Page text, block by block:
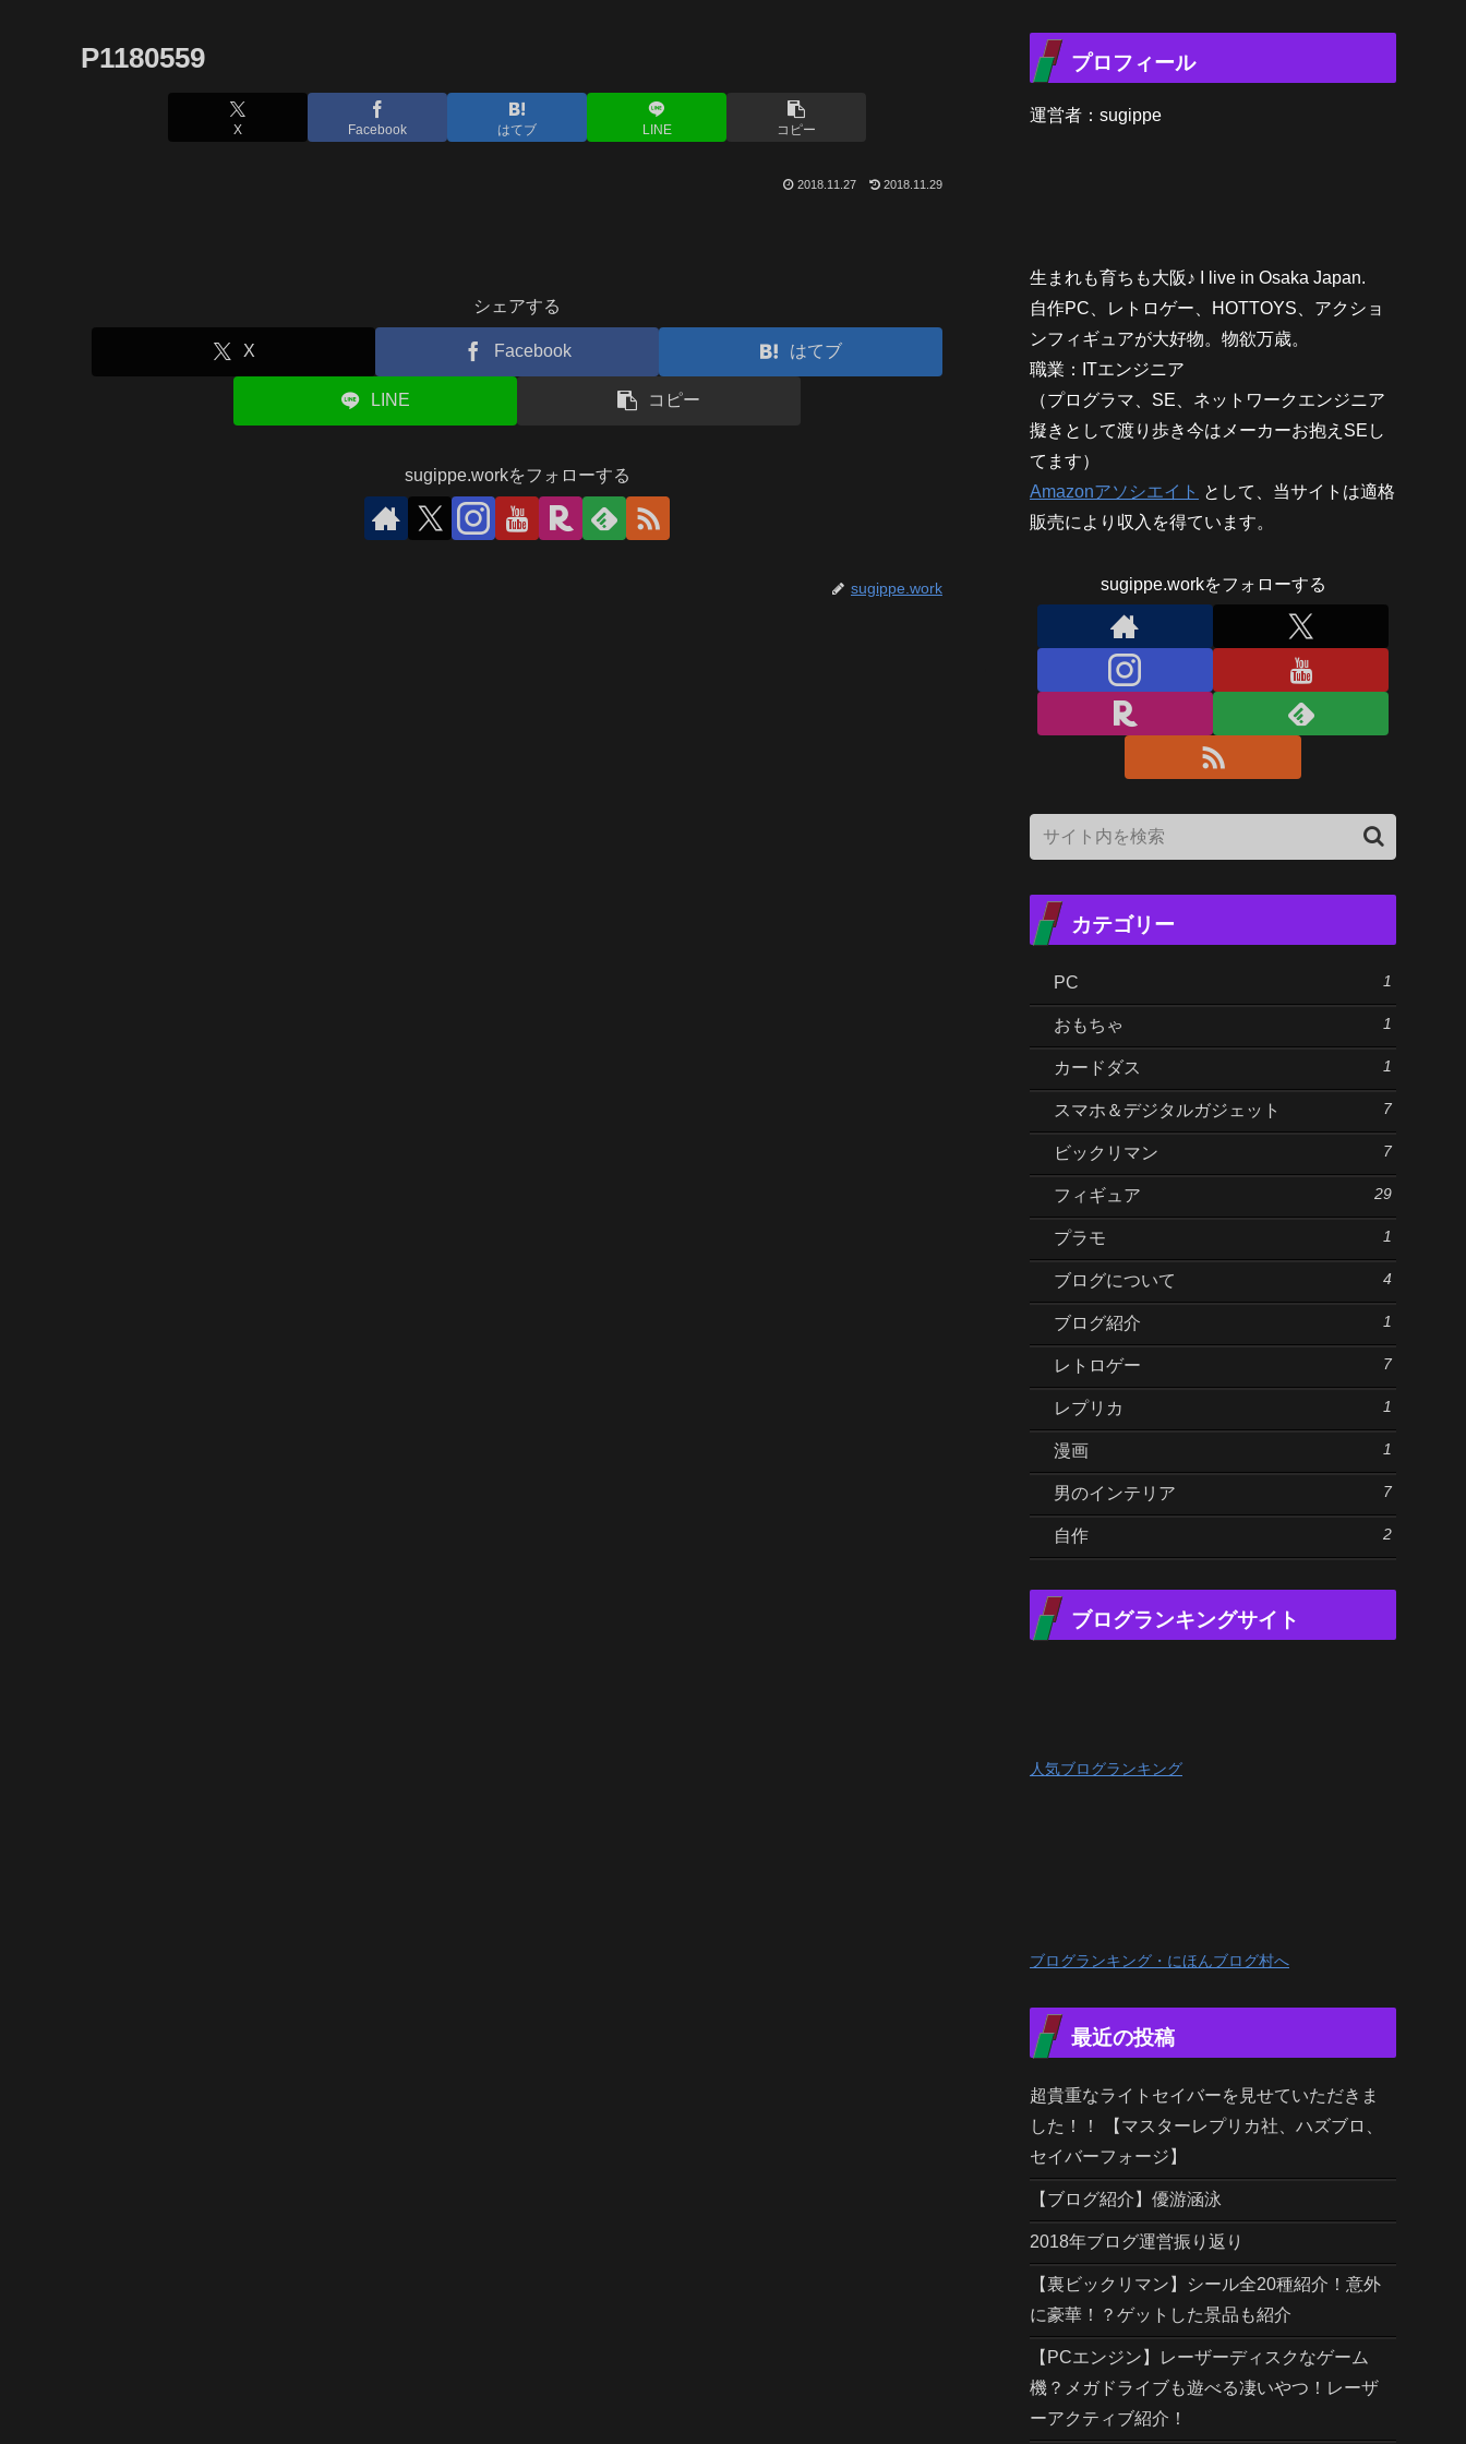
P1180559
X Facebook はてブ LINE コピー
2018.11.27 2018.11.29
シェアする
X Facebook はてブ
LINE コピー
sugippe.workをフォローする
sugippe.work
プロフィール
運営者：sugippe
生まれも育ちも大阪♪ I live in Osaka Japan.
自作PC、レトロゲー、HOTTOYS、アクショ
ンフィギュアが大好物。物欲万歳。
職業：ITエンジニア
（プログラマ、SE、ネットワークエンジニア
擬きとして渡り歩き今はメーカーお抱えSEし
てます）
Amazonアソシエイト として、当サイトは適格
販売により収入を得ています。
sugippe.workをフォローする
カテゴリー
PC 1
おもちゃ 1
カードダス 1
スマホ＆デジタルガジェット 7
ビックリマン 7
フィギュア 29
プラモ 1
ブログについて 4
ブログ紹介 1
レトロゲー 7
レプリカ 1
漫画 1
男のインテリア 7
自作 2
ブログランキングサイト
人気ブログランキング
ブログランキング・にほんブログ村へ
最近の投稿
超貴重なライトセイバーを見せていただきま
した！！ 【マスターレプリカ社、ハズブロ、
セイバーフォージ】
【ブログ紹介】優游涵泳
2018年ブログ運営振り返り
【裏ビックリマン】シール全20種紹介！意外
に豪華！？ゲットした景品も紹介
【PCエンジン】レーザーディスクなゲーム
機？メガドライブも遊べる凄いやつ！レーザ
ーアクティブ紹介！